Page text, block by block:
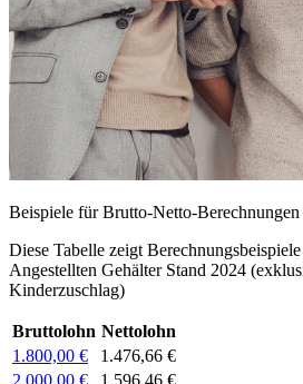
Beispiele für Brutto-Netto-
Diese Tabelle zeigt
Angestellten Gehälter Stand 2024
Kinderzuschlag)
Bruttolohn Nettolohn
1.800,00 €
1.476,66 €
2.000,00 €
1.596,46 €